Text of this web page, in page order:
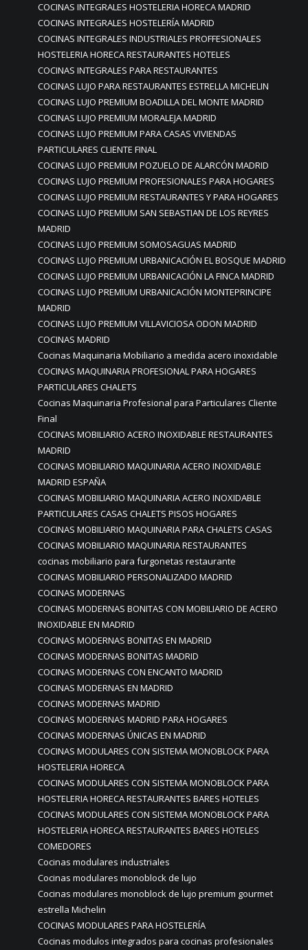
COCINAS INTEGRALES HOSTELERIA HORECA MADRID
COCINAS INTEGRALES HOSTELERÍA MADRID
COCINAS INTEGRALES INDUSTRIALES PROFFESIONALES
HOSTELERIA HORECA RESTAURANTES HOTELES
COCINAS INTEGRALES PARA RESTAURANTES
COCINAS LUJO PARA RESTAURANTES ESTRELLA MICHELIN
COCINAS LUJO PREMIUM BOADILLA DEL MONTE MADRID
COCINAS LUJO PREMIUM MORALEJA MADRID
COCINAS LUJO PREMIUM PARA CASAS VIVIENDAS
PARTICULARES CLIENTE FINAL
COCINAS LUJO PREMIUM POZUELO DE ALARCÓN MADRID
COCINAS LUJO PREMIUM PROFESIONALES PARA HOGARES
COCINAS LUJO PREMIUM RESTAURANTES Y PARA HOGARES
COCINAS LUJO PREMIUM SAN SEBASTIAN DE LOS REYRES
MADRID
COCINAS LUJO PREMIUM SOMOSAGUAS MADRID
COCINAS LUJO PREMIUM URBANICACIÓN EL BOSQUE MADRID
COCINAS LUJO PREMIUM URBANICACIÓN LA FINCA MADRID
COCINAS LUJO PREMIUM URBANICACIÓN MONTEPRINCIPE
MADRID
COCINAS LUJO PREMIUM VILLAVICIOSA ODON MADRID
COCINAS MADRID
Cocinas Maquinaria Mobiliario a medida acero inoxidable
COCINAS MAQUINARIA PROFESIONAL PARA HOGARES
PARTICULARES CHALETS
Cocinas Maquinaria Profesional para Particulares Cliente
Final
COCINAS MOBILIARIO ACERO INOXIDABLE RESTAURANTES
MADRID
COCINAS MOBILIARIO MAQUINARIA ACERO INOXIDABLE
MADRID ESPAÑA
COCINAS MOBILIARIO MAQUINARIA ACERO INOXIDABLE
PARTICULARES CASAS CHALETS PISOS HOGARES
COCINAS MOBILIARIO MAQUINARIA PARA CHALETS CASAS
COCINAS MOBILIARIO MAQUINARIA RESTAURANTES
cocinas mobiliario para furgonetas restaurante
COCINAS MOBILIARIO PERSONALIZADO MADRID
COCINAS MODERNAS
COCINAS MODERNAS BONITAS CON MOBILIARIO DE ACERO
INOXIDABLE EN MADRID
COCINAS MODERNAS BONITAS EN MADRID
COCINAS MODERNAS BONITAS MADRID
COCINAS MODERNAS CON ENCANTO MADRID
COCINAS MODERNAS EN MADRID
COCINAS MODERNAS MADRID
COCINAS MODERNAS MADRID PARA HOGARES
COCINAS MODERNAS ÚNICAS EN MADRID
COCINAS MODULARES CON SISTEMA MONOBLOCK PARA
HOSTELERIA HORECA
COCINAS MODULARES CON SISTEMA MONOBLOCK PARA
HOSTELERIA HORECA RESTAURANTES BARES HOTELES
COCINAS MODULARES CON SISTEMA MONOBLOCK PARA
HOSTELERIA HORECA RESTAURANTES BARES HOTELES
COMEDORES
Cocinas modulares industriales
Cocinas modulares monoblock de lujo
Cocinas modulares monoblock de lujo premium gourmet
estrella Michelin
COCINAS MODULARES PARA HOSTELERÍA
Cocinas modulos integrados para cocinas profesionales